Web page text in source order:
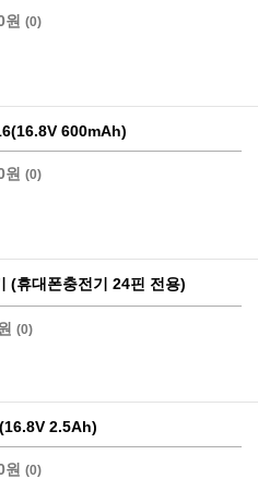
(0)
600mAh)
원 (0)
(휴대폰충전기 24핀 전용)
(0)
2.5Ah)
(0)